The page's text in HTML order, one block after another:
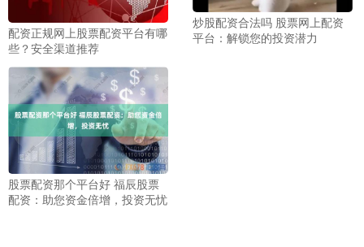
配资正规网上股票配资平台有哪
些？安全渠道推荐
炒股配资合法吗 股票网上配资
平台：解锁您的投资潜力
股票配资那个平台好 福辰股票
配资：助您资金倍增，投资无忧